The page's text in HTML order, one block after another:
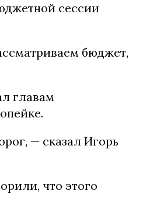
сессии
бюджет,
главам
— сказал Игорь
что этого